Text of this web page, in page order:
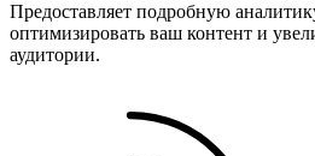
Предоставляет подробную
оптимизировать ваш контент и
аудитории.